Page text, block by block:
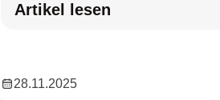
Artikel lesen
28.11.2025